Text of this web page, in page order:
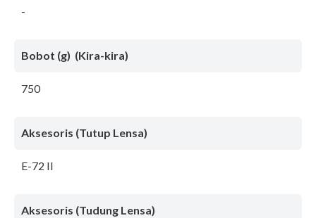
-
Bobot (g) (Kira-kira)
750
Aksesoris (Tutup Lensa)
E-72 II
Aksesoris (Tudung Lensa)